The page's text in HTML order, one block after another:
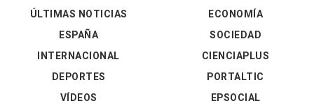
ÚLTIMAS NOTICIAS
ESPAÑA
INTERNACIONAL
DEPORTES
VÍDEOS
ECONOMÍA
SOCIEDAD
CIENCIAPLUS
PORTALTIC
EPSOCIAL